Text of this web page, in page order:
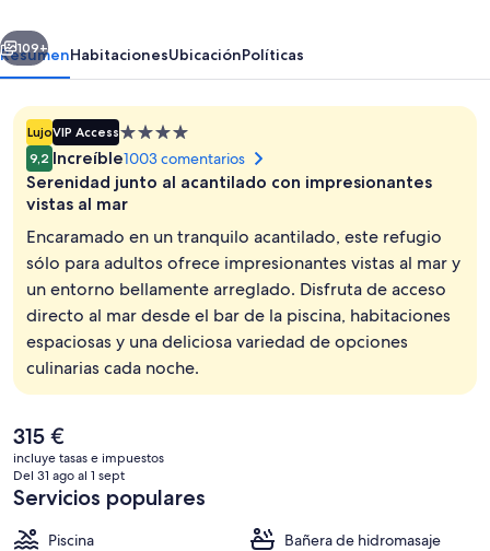
Sol
Suites
Adults
Only
Salón ejecutivo
Siguiente
109+
ResumenHabitacionesUbicaciónPolíticas
LujoVIP AccessAlojamiento
de
4.0 estrellas
9,2 Increíble1003 comentarios
Serenidad junto al acantilado con impresionantes
vistas al mar
Encaramado en un tranquilo acantilado, este refugio
sólo para adultos ofrece impresionantes vistas al mar y
un entorno bellamente arreglado. Disfruta de acceso
directo al mar desde el bar de la piscina, habitaciones
espaciosas y una deliciosa variedad de opciones
culinarias cada noche.
El
precio
actual
es
de
315 €
315 €
incluye tasas e impuestos
Del 31 ago al 1 sept
Servicios populares
Piscina
Bañera de hidromasaje